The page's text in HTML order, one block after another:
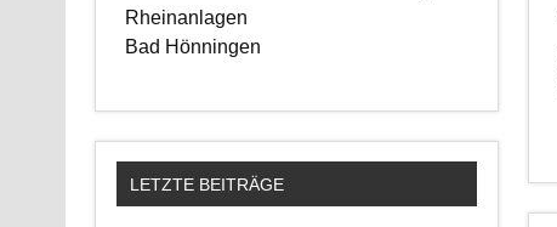
Rheinanlagen
Bad Hönningen
LETZTE BEITRÄGE